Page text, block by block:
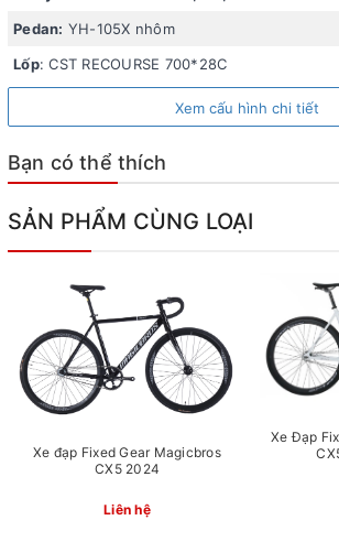
bật, không chỉ về mặt thiết kế mà còn về
và độ bền. Xích hạt đậu, được thiết kế
được tải trọng cao và giảm ma sát, làm
truyền động từ đùi đĩa đến bánh xe,
nên mượt mà và hiệu quả hơn.
Xe đạp fixed gear Calli
Pedan: YH-105X nhôm
Lốp: CST RECOURSE 700*28C
Xem cấu hình chi tiết
Bạn có thể thích
SẢN PHẨM CÙNG LOẠI
Xe đạp Fixed Gear Magicbros
CX5 2024
Liên hệ
Xe Đạp